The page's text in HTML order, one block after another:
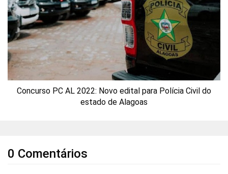
Concurso PC AL 2022: Novo edital para Polícia Civil do
estado de Alagoas
0 Comentários